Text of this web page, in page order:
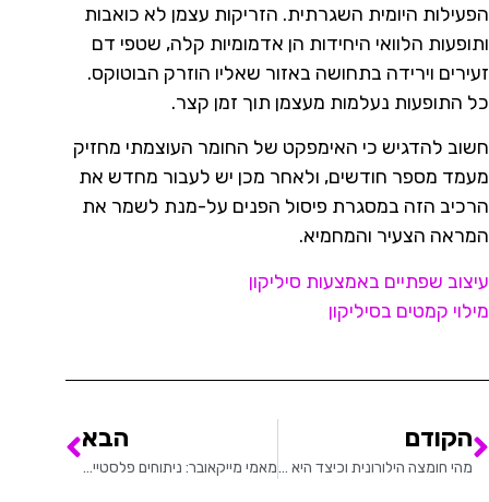
הפעילות היומית השגרתית. הזריקות עצמן לא כואבות
ותופעות הלוואי היחידות הן אדמומיות קלה, שטפי דם
זעירים וירידה בתחושה באזור שאליו הוזרק הבוטוקס.
כל התופעות נעלמות מעצמן תוך זמן קצר.
חשוב להדגיש כי האימפקט של החומר העוצמתי מחזיק
מעמד מספר חודשים, ולאחר מכן יש לעבור מחדש את
הרכיב הזה במסגרת פיסול הפנים על-מנת לשמר את
המראה הצעיר והמחמיא.
עיצוב שפתיים באמצעות סיליקון
מילוי קמטים בסיליקון
הקודם
מהי חומצה הילורונית וכיצד היא משמשת לטיפולי פיסול פנים?
הבא
מאמי מייקאובר: ניתוחים פלסטיים לאחר הריון ולידה